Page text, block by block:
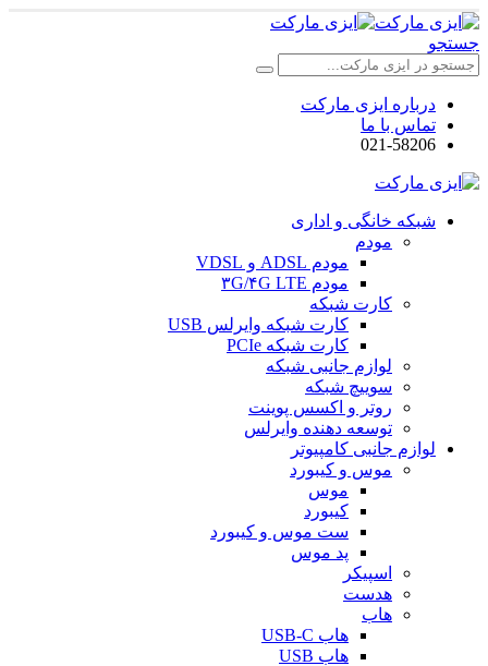
جستجو
درباره ایزی مارکت
تماس با ما
021-58206
شبکه خانگی و اداری
مودم
مودم ADSL و VDSL
مودم ۳G/۴G LTE
کارت شبکه
کارت شبکه وایرلس USB
کارت شبکه PCIe
لوازم جانبی شبکه
سوییچ شبکه
روتر و اکسس پوینت
توسعه دهنده وایرلس
لوازم جانبی کامپیوتر
موس و کیبورد
موس
کیبورد
ست موس و کیبورد
پد موس
اسپیکر
هدست
هاب
هاب USB-C
هاب USB